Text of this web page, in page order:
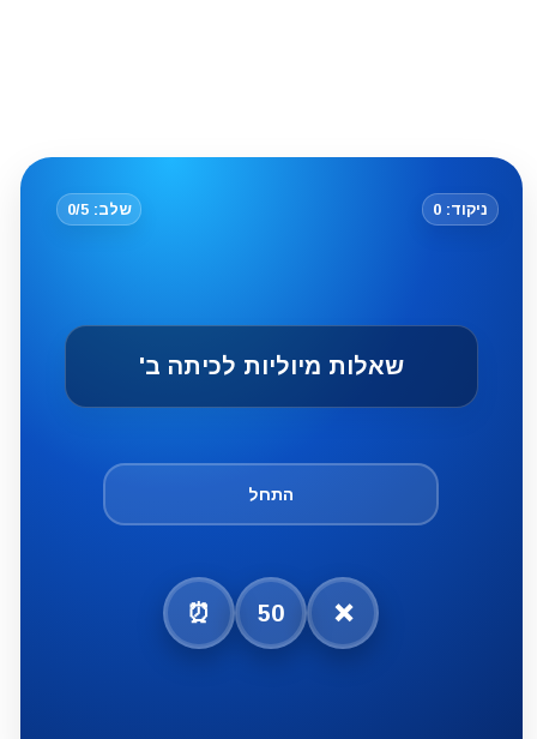
ניקוד: 0 שלב: 0/5
שאלות מיוליות לכיתה ב'
התחל
❌
50
⏰